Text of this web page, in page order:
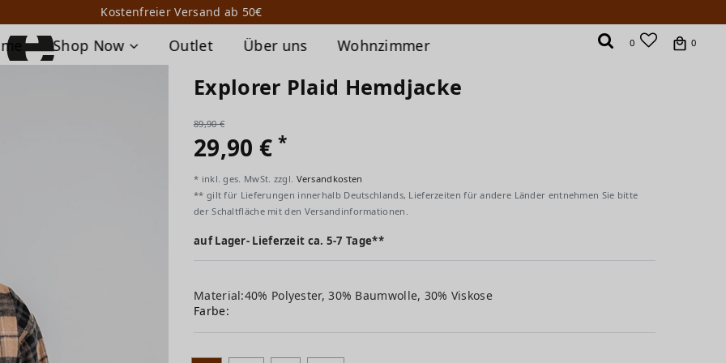
Kostenfreier Versand ab 50€
Shop Now Outlet Über uns Wohnzimmer 0 0
Explorer Plaid Hemdjacke
89,90 €
29,90 €*
* inkl. ges. MwSt. zzgl. Versandkosten
** gilt für Lieferungen innerhalb Deutschlands, Lieferzeiten für andere Länder entnehmen Sie bitte
der Schaltfläche mit den Versandinformationen.
auf Lager- Lieferzeit ca. 5-7 Tage**
Material:40% Polyester, 30% Baumwolle, 30% Viskose
Farbe: